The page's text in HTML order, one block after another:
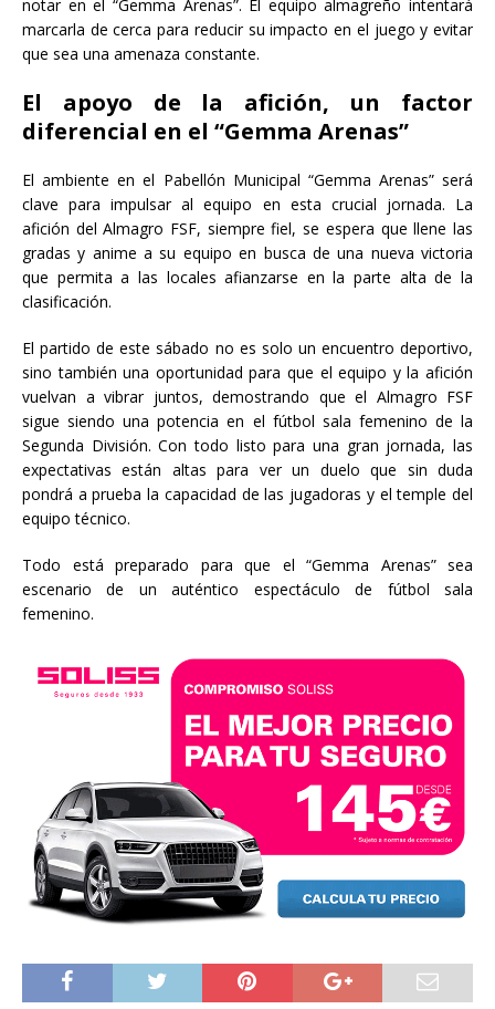
notar en el “Gemma Arenas”. El equipo almagreño intentará
marcarla de cerca para reducir su impacto en el juego y evitar
que sea una amenaza constante.
El apoyo de la afición, un factor
diferencial en el “Gemma Arenas”
El ambiente en el Pabellón Municipal “Gemma Arenas” será
clave para impulsar al equipo en esta crucial jornada. La
afición del Almagro FSF, siempre fiel, se espera que llene las
gradas y anime a su equipo en busca de una nueva victoria
que permita a las locales afianzarse en la parte alta de la
clasificación.
El partido de este sábado no es solo un encuentro deportivo,
sino también una oportunidad para que el equipo y la afición
vuelvan a vibrar juntos, demostrando que el Almagro FSF
sigue siendo una potencia en el fútbol sala femenino de la
Segunda División. Con todo listo para una gran jornada, las
expectativas están altas para ver un duelo que sin duda
pondrá a prueba la capacidad de las jugadoras y el temple del
equipo técnico.
Todo está preparado para que el “Gemma Arenas” sea
escenario de un auténtico espectáculo de fútbol sala
femenino.